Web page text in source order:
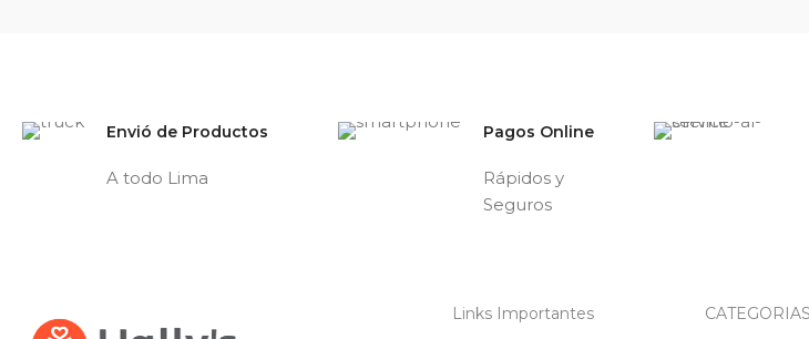
Envió de Productos
A todo Lima
Pagos Online
Rápidos y
Seguros
Links Importantes
CATEGORIAS